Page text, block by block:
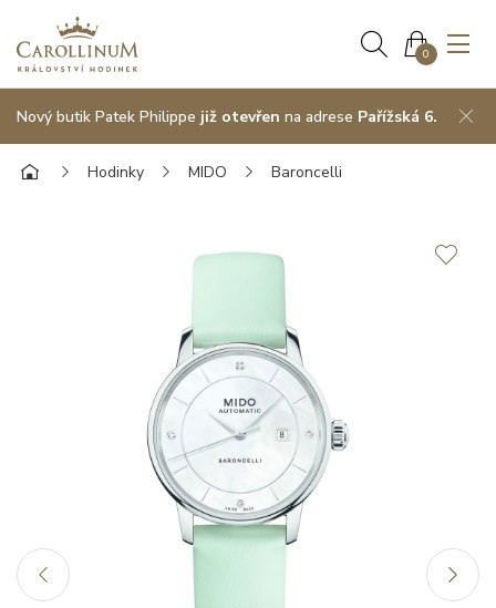
0
Nový butik Patek Philippe již otevřen na adrese Pařížská 6.
Hodinky MIDO Baroncelli